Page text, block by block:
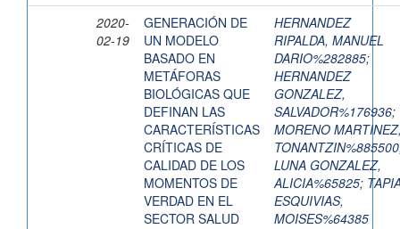
2020-
02-19
GENERACIÓN DE
UN MODELO
BASADO EN
METÁFORAS
BIOLÓGICAS QUE
DEFINAN LAS
CARACTERÍSTICAS
CRÍTICAS DE
CALIDAD DE LOS
MOMENTOS DE
VERDAD EN EL
SECTOR SALUD
HERNANDEZ
RIPALDA, MANUEL
DARIO%282885;
HERNANDEZ
GONZALEZ,
SALVADOR%176936;
MORENO
TONANTZIN%885500
LUNA GONZALEZ,
ALICIA%65825;
ESQUIVIAS,
MOISES%64385